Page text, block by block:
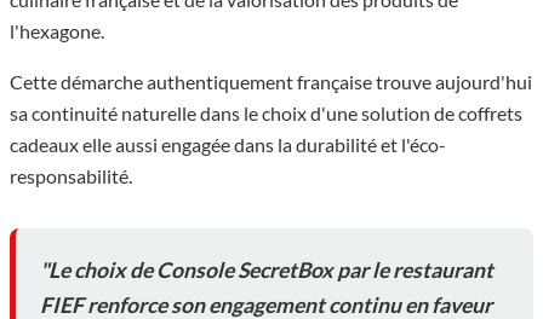
l'hexagone.
Cette démarche authentiquement française trouve aujourd'hui
sa continuité naturelle dans le choix d'une solution de coffrets
cadeaux elle aussi engagée dans la durabilité et l'éco-
responsabilité.
"Le choix de Console SecretBox par le restaurant
FIEF renforce son engagement continu en faveur